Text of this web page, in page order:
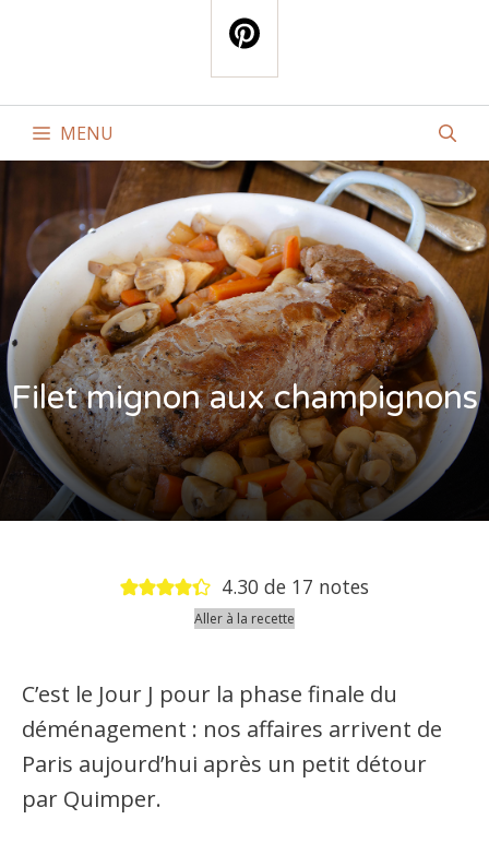
MENU
Filet mignon aux champignons
4.30de 17 notes
Aller à la recette
C’est le Jour J pour la phase finale du
déménagement : nos affaires arrivent de
Paris aujourd’hui après un petit détour
par Quimper.